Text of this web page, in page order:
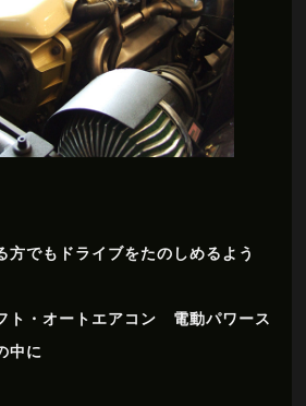
方でもドライブをたのしめるよう
ト・オートエアコン 電動パワース
中に